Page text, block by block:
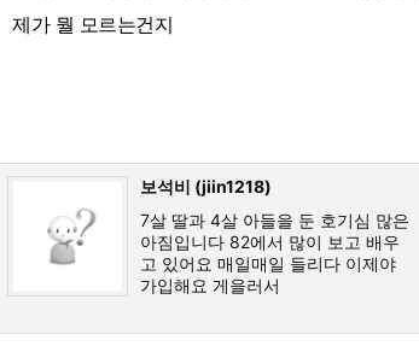
제가 뭘 모르는건지
보석비 (jiin1218)
7살 딸과 4살 아들을 둔 호기심 많은
아짐입니다 82에서 많이 보고 배우
고 있어요 매일매일 들리다 이제야
가입해요 게을러서